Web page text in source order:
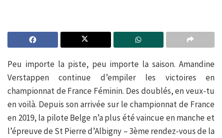
Peu importe la piste, peu importe la saison. Amandine
Verstappen continue d’empiler les victoires en
championnat de France Féminin. Des doublés, en veux-tu
en voilà. Depuis son arrivée sur le championnat de France
en 2019, la pilote Belge n’a plus été vaincue en manche et
l’épreuve de St Pierre d’Albigny – 3ème rendez-vous de la